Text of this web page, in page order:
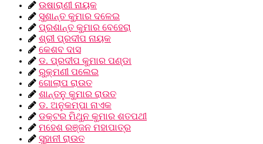
ଉଷାରାଣୀ ନାୟକ
ସୁଶାନ୍ତ କୁମାର ଦଳେଇ
ପ୍ରଶାନ୍ତ କୁମାର ବେହେରା
ଶ୍ରୀ ପ୍ରଦୀପ ନାୟକ
କେଶବ ଦାସ
ଡ. ପ୍ରଦୀପ କୁମାର ପଣ୍ଡା
ରୁକ୍ମଣୀ ପଲେଇ
ଗୋଲାପ ରାଉତ
ଶାନ୍ତନୁ କୁମାର ରାଉତ
ଡ. ଅନୁକମ୍ପା ନାଏକ
ଡକ୍ଟର ମିଥୁନ କୁମାର ଶତପଥୀ
ମହେଶ ରଞ୍ଜନ ମହାପାତ୍ର
ସୁହାନୀ ରାଉତ